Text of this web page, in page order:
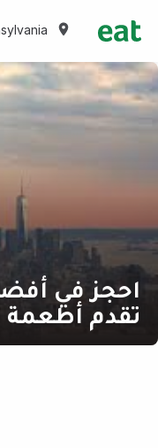
احجز في
تقدم أطعمة